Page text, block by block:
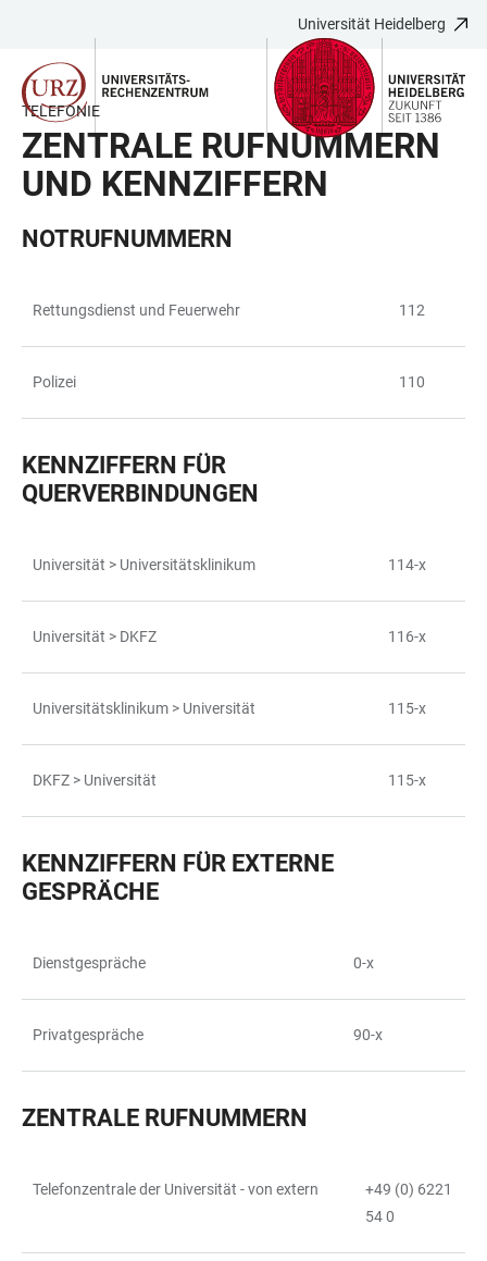
LINKS
ZUR
BARRIEREFREIHEIT
HAUPTINHALT
ÖFFNEN
ÖFFNEN
Universität Heidelberg
TELEFONIE
ZENTRALE RUFNUMMERN
UND KENNZIFFERN
NOTRUFNUMMERN
Rettungsdienst und Feuerwehr 112
Polizei 110
KENNZIFFERN FÜR
QUERVERBINDUNGEN
Universität > Universitätsklinikum 114-x
Universität > DKFZ 116-x
Universitätsklinikum > Universität 115-x
DKFZ > Universität 115-x
KENNZIFFERN FÜR EXTERNE
GESPRÄCHE
Dienstgespräche 0-x
Privatgespräche 90-x
ZENTRALE RUFNUMMERN
Telefonzentrale der Universität - von extern
+49 (0) 6221
54 0